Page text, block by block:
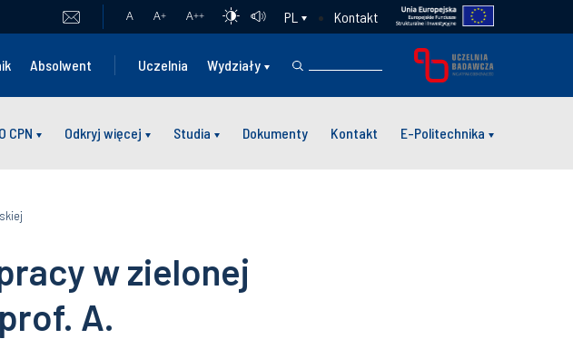
A A+ A++ PL Kontakt
Absolwent Uczelnia Wydziały
O CPN Odkryj więcej Studia Dokumenty Kontakt E-Politechnika
w zielonej
A.